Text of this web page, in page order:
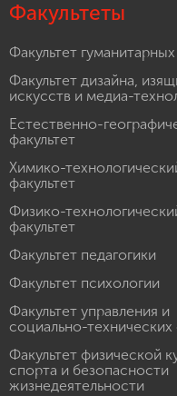
Факультеты
Факультет
Факультет дизайна,
искусств и медиа-
Естественно-
факультет
Химико-
факультет
Физико-
факультет
Факультет педагогики
Факультет психологии
Факультет управления и
социально-
Факультет физической
спорта и безопасности
жизнедеятельности